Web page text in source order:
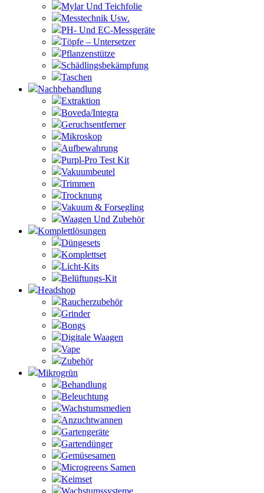
Mylar Und Teichfolie
Messtechnik Usw.
PH- Und EC-Messgeräte
Töpfe – Untersetzer
Pflanzenstütze
Schädlingsbekämpfung
Taschen
Nachbehandlung
Extraktion
Boveda/Integra
Geruchsentferner
Mikroskop
Aufbewahrung
Purpl-Pro Test Kit
Vakuumbeutel
Trimmen
Trocknung
Vakuum & Forsegling
Waagen Und Zubehör
Komplettlösungen
Düngesets
Komplettset
Licht-Kits
Belüftungs-Kit
Headshop
Raucherzubehör
Grinder
Bongs
Digitale Waagen
Vape
Zubehör
Mikrogrün
Behandlung
Beleuchtung
Wachstumsmedien
Anzuchtwannen
Gartengeräte
Gartendünger
Gemüsesamen
Microgreens Samen
Keimset
Wachstumssysteme